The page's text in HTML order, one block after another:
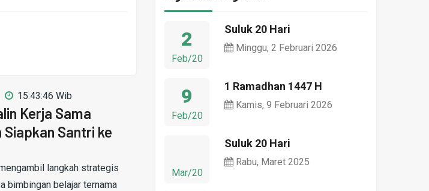
15:43:46 Wib
Kerja Sama
Santri ke
langkah strategis
bimbingan belajar ternama
2
Feb/20
Suluk 20 Hari
Minggu, 2 Februari 2026
9
Feb/20
1 Ramadhan 1447 H
Kamis, 9 Februari 2026
Mar/20
Suluk 20 Hari
Rabu, Maret 2025